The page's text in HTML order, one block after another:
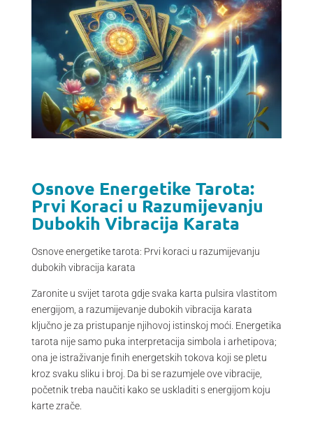
Osnove Energetike Tarota:
Prvi Koraci u Razumijevanju
Dubokih Vibracija Karata
Osnove energetike tarota: Prvi koraci u razumijevanju
dubokih vibracija karata
Zaronite u svijet tarota gdje svaka karta pulsira vlastitom
energijom, a razumijevanje dubokih vibracija karata
ključno je za pristupanje njihovoj istinskoj moći. Energetika
tarota nije samo puka interpretacija simbola i arhetipova;
ona je istraživanje finih energetskih tokova koji se pletu
kroz svaku sliku i broj. Da bi se razumjele ove vibracije,
početnik treba naučiti kako se uskladiti s energijom koju
karte zrače.